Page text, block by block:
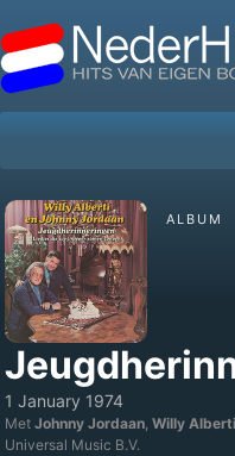
ALBUM
1 January 1974
Met Johnny Jordaan, Willy Alberti
Universal Music B.V.